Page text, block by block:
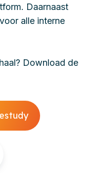
Daarnaast
alle interne
Download de